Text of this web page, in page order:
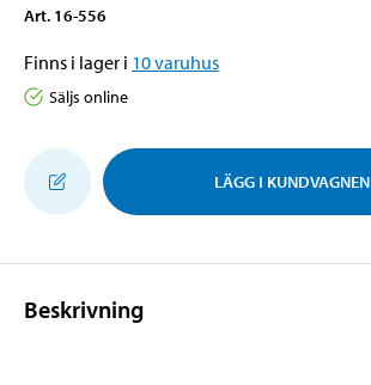
Art. 16-556
Finns i lager i 10varuhus
Säljs online
LÄGG I KUNDVAGNEN
Beskrivning